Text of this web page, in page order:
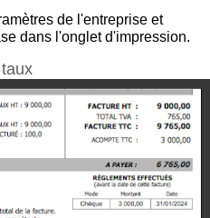
de l'entreprise et
dans l'onglet d'impression.